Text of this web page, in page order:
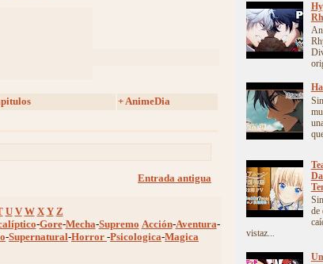
+ AnimeDia
Entrada antigua
U V W X Y Z
-Gore-Mecha-Supremo Acción-Aventura-
-Supernatural-Horror -Psicologica-Magica
de
vistaz...